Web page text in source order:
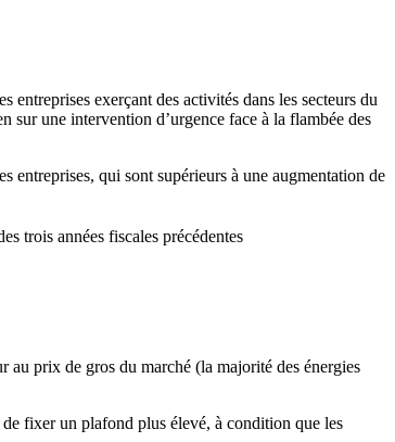
entreprises exerçant des activités dans les secteurs du
une intervention d’urgence face à la flambée des
entreprises, qui sont supérieurs à une augmentation de
trois années fiscales précédentes
au prix de gros du marché (la majorité des énergies
fixer un plafond plus élevé, à condition que les